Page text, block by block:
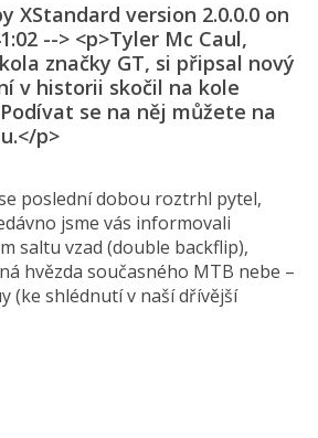
XStandard version 2.0.0.0 on
--> <p>Tyler Mc Caul,
značky GT, si připsal nový
v historii skočil na kole
se na něj můžete na
p>
poslední dobou roztrhl pytel,
jsme vás informovali
saltu vzad (double backflip),
hvězda současného MTB nebe –
(ke shlédnutí v naší dřívější